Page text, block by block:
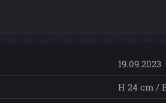
19.09.2023
H 24 cm /